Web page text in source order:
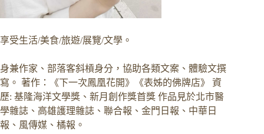
享受生活/美食/旅遊/展覽/文學。
身兼作家、部落客斜槓身分，協助各類文案、體驗文撰
寫。 著作：《下一次鳳凰花開》《表姊的佛牌店》 資
歷: 基隆海洋文學獎、新月創作獎首獎 作品見於北市醫
學雜誌、高雄護理雜誌、聯合報、金門日報、中華日
報、風傳媒、橘報。